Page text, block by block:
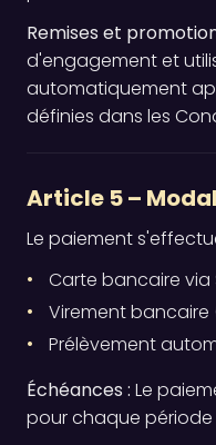
Remises et
d'engagement et
automatiquement
définies dans les
Article 5 –
Le paiement
Carte bancaire via
Virement bancaire
Prélèvement
Échéances : Le
pour chaque